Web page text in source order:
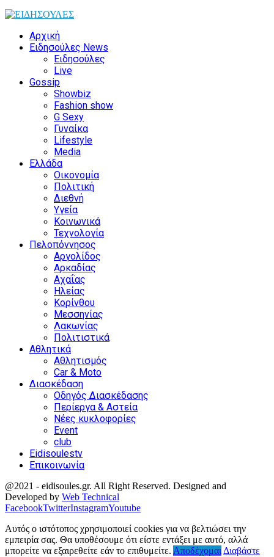
Αρχική
Ειδησούλες News
Ειδησούλες
Live
Gossip
Showbiz
Fashion show
G Sexy
Γυναίκα
Lifestyle
Media
Ελλάδα
Οικονομία
Πολιτική
Διεθνή
Υγεία
Κοινωνικά
Τεχνολογία
Πελοπόννησος
Αργολίδος
Αρκαδίας
Αχαΐας
Ηλείας
Κορίνθου
Μεσσηνίας
Λακωνίας
Πολιτιστικά
Αθλητικά
Αθλητισμός
Car & Moto
Διασκέδαση
Οδηγός Διασκέδασης
Περίεργα & Αστεία
Νέες κυκλοφορίες
Event
club
Eidisoulestv
Επικοινωνία
@2021 - eidisoules.gr. All Right Reserved. Designed and
Developed by Web Technical
FacebookTwitterInstagramYoutube
Αυτός ο ιστότοπος χρησιμοποιεί cookies για να βελτιώσει την
εμπειρία σας. Θα υποθέσουμε ότι είστε εντάξει με αυτό, αλλά
μπορείτε να εξαιρεθείτε εάν το επιθυμείτε. Αποδέχομαι Διαβάστε